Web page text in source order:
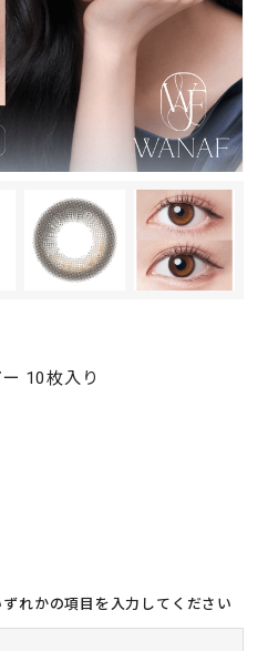
10枚入り
れかの項目を入力してください